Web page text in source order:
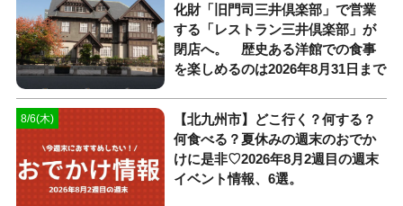
化財「旧門司三井倶楽部」で営業
する「レストラン三井倶楽部」が
閉店へ。 歴史ある洋館での食事
を楽しめるのは2026年8月31日まで
8/6(木)
【北九州市】どこ行く？何する？
何食べる？夏休みの週末のおでか
けに是非♡2026年8月2週目の週末
イベント情報、6選。